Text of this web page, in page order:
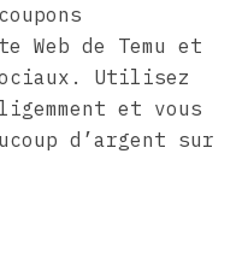
de Temu et
Utilisez
et vous
d’argent sur